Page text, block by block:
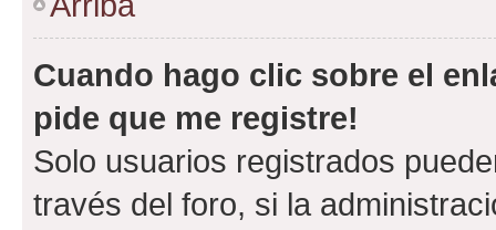
Cuando hago clic sobre el
pide que me registre!
Solo usuarios registrados
través del foro, si la